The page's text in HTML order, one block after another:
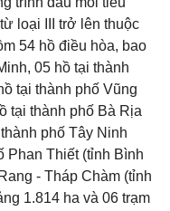
loại III trở lên thuộc
54 hồ điều hòa, bao
05 hồ tại thành
tại thành phố Vũng
tại thành phố Bà Rịa
phố Tây Ninh
Phan Thiết (tỉnh Bình
- Tháp Chàm (tỉnh
1.814 ha và 06 trạm